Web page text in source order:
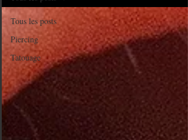
Tous les posts
Piercing
Tatouage